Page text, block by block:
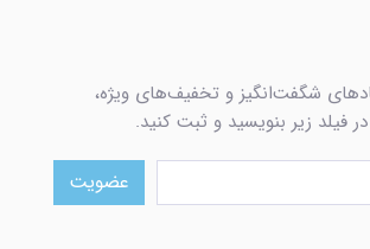
شگفت‌انگیز و تخفیف‌های ویژه،
فیلد زیر بنویسید و ثبت کنید.
عضویت